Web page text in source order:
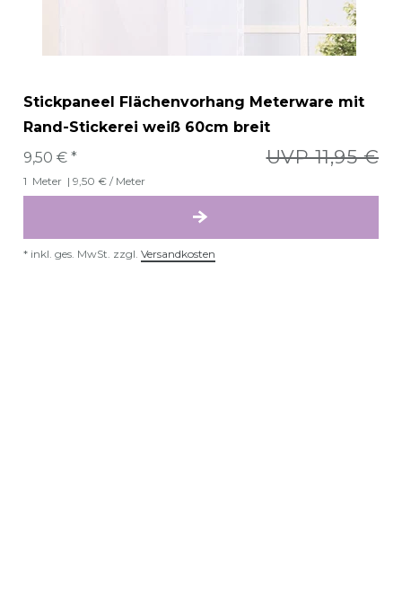
Stickpaneel Flächenvorhang Meterware mit
Rand-Stickerei weiß 60cm breit
UVP 11,95 €
9,50 € *
1 Meter | 9,50 € / Meter
* inkl. ges. MwSt. zzgl. Versandkosten